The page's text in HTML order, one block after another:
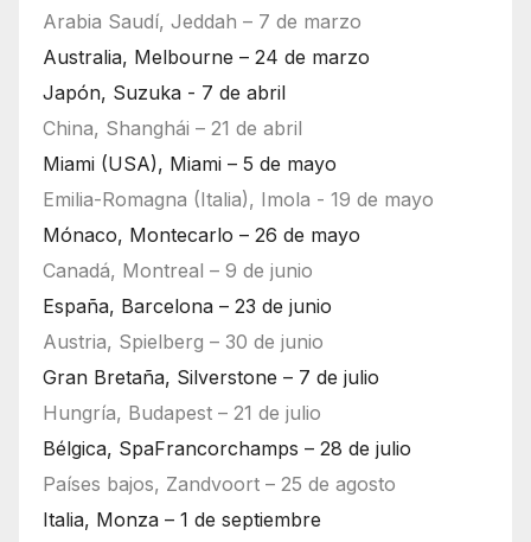
Arabia Saudí, Jeddah – 7 de marzo
Australia, Melbourne – 24 de marzo
Japón, Suzuka - 7 de abril
China, Shanghái – 21 de abril
Miami (USA), Miami – 5 de mayo
Emilia-Romagna (Italia), Imola - 19 de mayo
Mónaco, Montecarlo – 26 de mayo
Canadá, Montreal – 9 de junio
España, Barcelona – 23 de junio
Austria, Spielberg – 30 de junio
Gran Bretaña, Silverstone – 7 de julio
Hungría, Budapest – 21 de julio
Bélgica, SpaFrancorchamps – 28 de julio
Países bajos, Zandvoort – 25 de agosto
Italia, Monza – 1 de septiembre